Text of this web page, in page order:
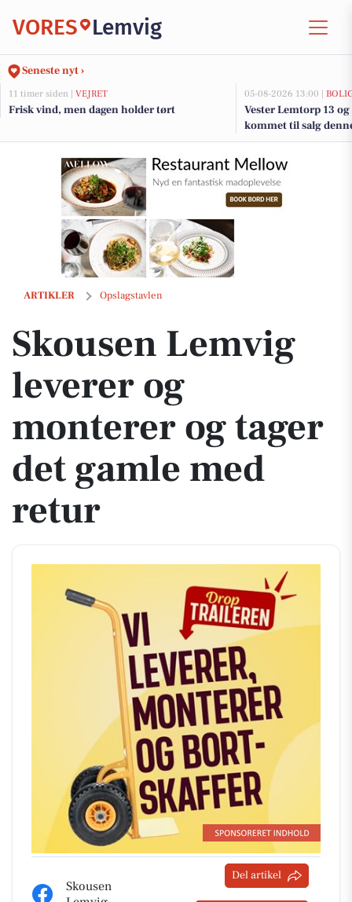
VORES Lemvig
Seneste nyt ›
11 timer siden | VEJRET
Frisk vind, men dagen holder tørt
05-08-2026 13:00 |
Vester Lemtorp 13
kommet til salg
boligerne her.
ARTIKLER Opslagstavlen
Skousen Lemvig leverer og monterer og tager det gamle med retur
Skousen Lemvig
leverer og
monterer og tager
det gamle med
retur
Skousen
Del artikel